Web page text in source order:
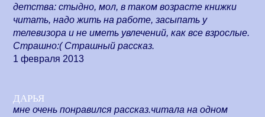
детства: стыдно, мол, в таком возрасте книжки
читать, надо жить на работе, засыпать у
телевизора и не иметь увлечений, как все взрослые.
Страшно:( Страшный рассказ.
1 февраля 2013
дарья
мне очень понравился рассказ.читала на одном